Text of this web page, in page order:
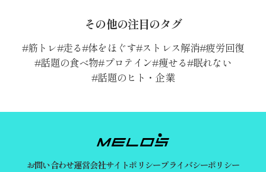
その他の注目のタグ
筋トレ 走る 体をほぐす ストレス解消 疲労回復
話題の食べ物 プロテイン 痩せる 眠れない
話題のヒト・企業
お問い合わせ運営会社サイトポリシープライバシーポリシー